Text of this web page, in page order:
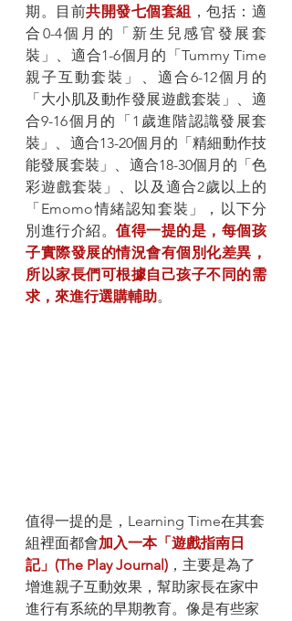
期。目前共開發七個套組 ，包括：適
合0-4個月的「新生兒感官發展套
裝」、適合1-6個月的「Tummy Time
親子互動套裝」、適合6-12個月的
「大小肌及動作發展遊戲套裝」、適
合9-16個月的「1歲進階認識發展套
裝」、適合13-20個月的「精細動作技
能發展套裝」、適合18-30個月的「色
彩遊戲套裝」、以及適合2歲以上的
「Emomo情緒認知套裝」，以下分
別進行介紹。值得一提的是，每個孩
子實際發展的情況會有個別化差異，
所以家長們可根據自己孩子不同的需
求，來進行選購輔助。
值得一提的是，Learning Time在其套
組裡面都會加入一本「遊戲指南日
記」(The Play Journal) ，主要是為了
增進親子互動效果，幫助家長在家中
進行有系統的早期教育。像是有些家